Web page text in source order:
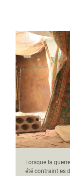
Lorsque la
été contraint·es